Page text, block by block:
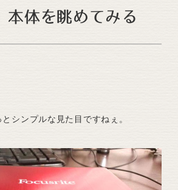
体を眺めてみる
シンプルな見た目ですねぇ。